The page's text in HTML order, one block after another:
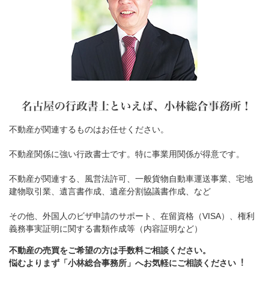
不動産が関連するものはお任せください。
不動産関係に強い行政書士です。特に事業用関係が得意です。
不動産が関連する、風営法許可、一般貨物自動車運送事業、宅地
建物取引業、遺言書作成、遺産分割協議書作成、など
その他、外国人のビザ申請のサポート、在留資格（VISA）、権利
義務事実証明に関する書類作成等（内容証明など）
不動産の売買をご希望の方は手数料ご相談ください。
悩むよりまず「小林総合事務所」へお気軽にご相談ください︕